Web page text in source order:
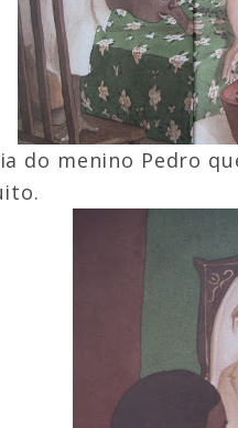
do menino Pedro